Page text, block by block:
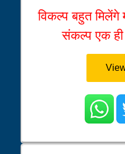
विकल्प बहुत
संकल्प एक